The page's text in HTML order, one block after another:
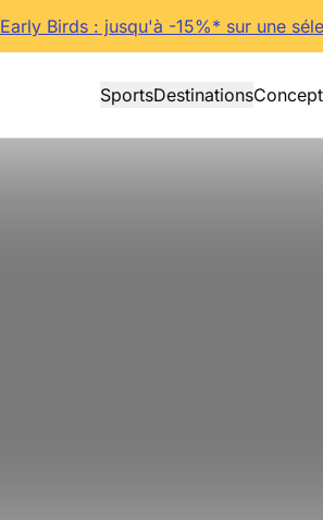
Early Birds : jusqu'à -15%* sur une
SportsDestinationsConcept